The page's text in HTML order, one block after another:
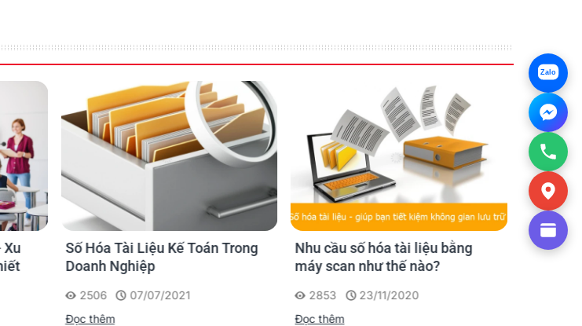
power supply Input: 100~240VAC, 50-60Hz, auto-sensing +/-10%, Output: 3.42A at 19V.
power consumption: 19.4 W (scanning), 10.2W (idle), 0.3W(sleep/ON), 0.05W (standby/soft OFF).
enters sleep after 15 min and standby after 60 min. Document load or pressing green button reactivates from
Switch scanner off and on again to reactivate from standby. Energy Star V2 qualified
temperature 10oC – 35oC, Relative Humidity 10% – 90% (non-condensing)
only 15.4 lbs (7 kg) / 46.3 x 6.3 x 5 inches (1175 x 160 x 126 mm)
incl. case: 30.9 lbs (14 kg) / 50.4 x 10.4 x 8.2 inches (1280 x 265 x 208 mm)
10, Windows 8, Windows 7, 32-bit and 64-bit architectures
STAR qualified, CB, CE, CCC, FCC, UL, RoHS compliant
/ 30,000 linear metres whichever comes first
Xu
Số Hóa Tài Liệu Kế Toán Trong
Doanh Nghiệp
2506
07/07/2021
Đọc thêm
Nhu cầu số hóa tài liệu bằng
máy scan như thế nào?
2853
23/11/2020
Đọc thêm
Tổng
Zalo